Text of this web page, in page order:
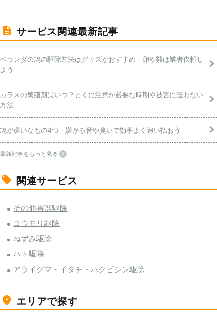
サービス関連最新記事
ベランダの鳩の駆除方法はグッズがおすすめ！卵や雛は業者依頼し
よう
カラスの繁殖期はいつ？とくに注意が必要な時期や被害に遭わない
方法
鳩が嫌いなもの4つ！嫌がる音や臭いで効率よく追い払おう
最新記事をもっと見る
関連サービス
その他害獣駆除
コウモリ駆除
ねずみ駆除
ハト駆除
アライグマ・イタチ・ハクビシン駆除
エリアで探す